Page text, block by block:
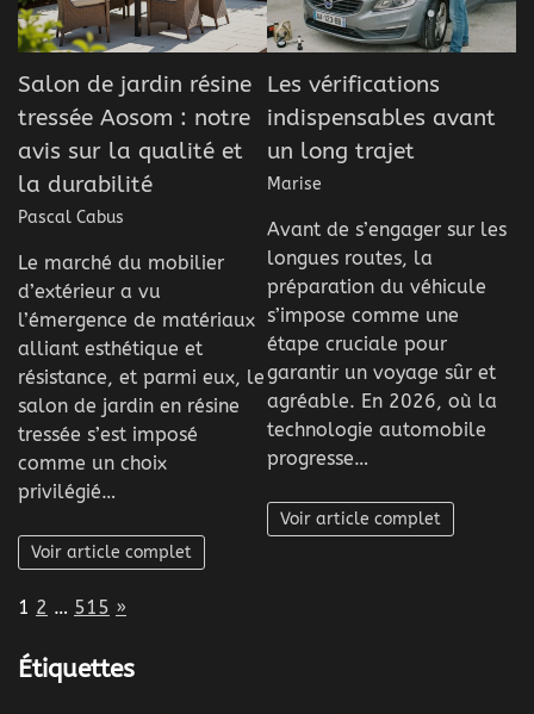
Salon de jardin résine
tressée Aosom : notre
avis sur la qualité et
la durabilité
Pascal Cabus
Le marché du mobilier
d’extérieur a vu
l’émergence de matériaux
alliant esthétique et
résistance, et parmi eux, le
salon de jardin en résine
tressée s’est imposé
comme un choix
privilégié…
Voir article complet
Les vérifications
indispensables avant
un long trajet
Marise
Avant de s’engager sur les
longues routes, la
préparation du véhicule
s’impose comme une
étape cruciale pour
garantir un voyage sûr et
agréable. En 2026, où la
technologie automobile
progresse…
Voir article complet
Page:
1 2 … 515 Next
»
Étiquettes